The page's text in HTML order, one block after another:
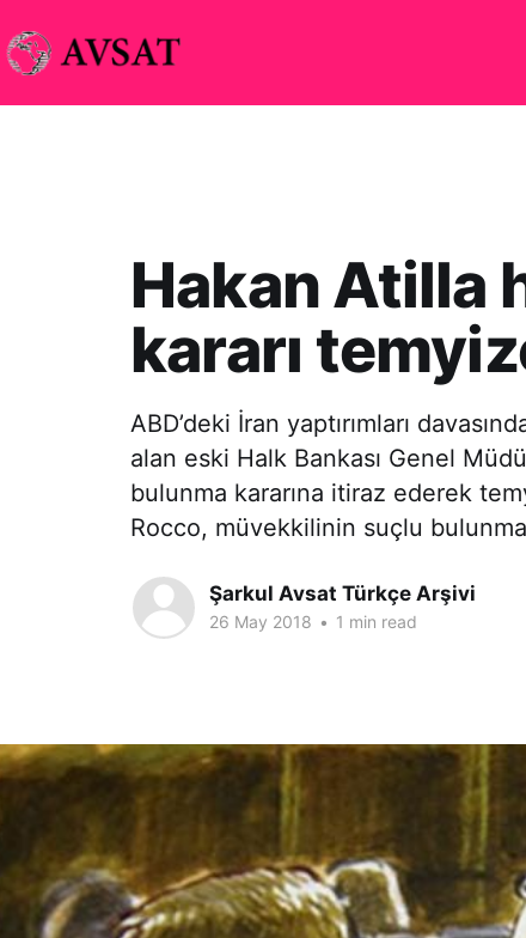
Hakan Atilla
kararı
ABD’deki İran yaptırımları
alan eski Halk Bankası Genel
bulunma kararına itiraz ederek
Rocco, müvekkilinin suçlu
Şarkul Avsat Türkçe Arşivi
26 May 2018 • 1 min read